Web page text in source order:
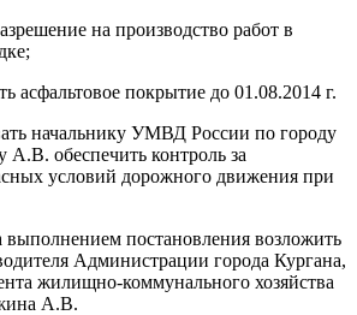
на производство работ в
асфальтовое покрытие до 01.08.2014 г.
начальнику УМВД России по городу
А.В. обеспечить контроль за
условий дорожного движения при
выполнением постановления возложить
Администрации города Кургана,
жилищно-коммунального хозяйства
А.В.